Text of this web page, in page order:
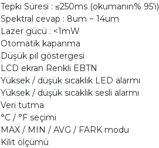
Tepki Süresi : ≤250ms (okumanın% 95'i)
Spektral cevap : 8um ~ 14um
Lazer gücü : <1mW
Otomatik kapanma
Düşük pil göstergesi
LCD ekran Renkli EBTN
Yüksek / düşük sıcaklık LED alarmı
Yüksek / düşük sıcaklık sesli alarmı
Veri tutma
°C / °F seçimi
MAX / MIN / AVG / FARK modu
Kilit ölçümü